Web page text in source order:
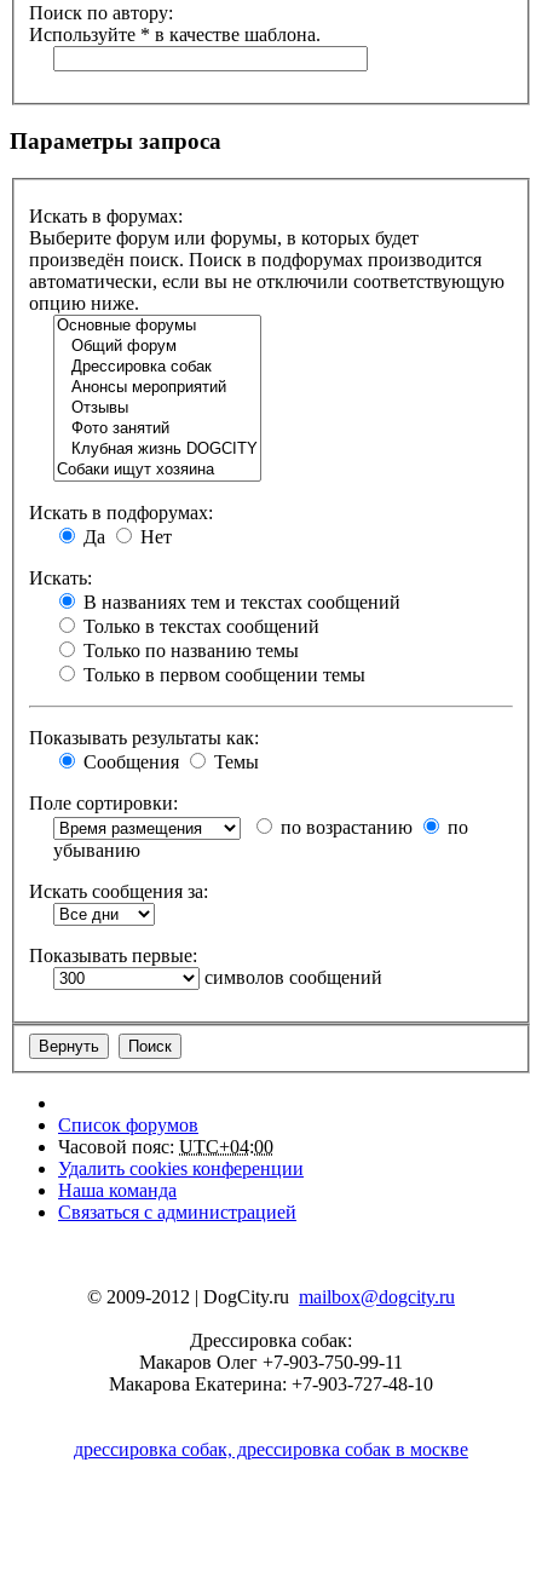
Поиск по автору:
Используйте * в качестве шаблона.
Параметры запроса
Искать в форумах:
Выберите форум или форумы, в которых будет
произведён поиск. Поиск в подфорумах производится
автоматически, если вы не отключили соответствующую
опцию ниже.
Искать в подфорумах:
Да
Нет
Искать:
В названиях тем и текстах сообщений
Только в текстах сообщений
Только по названию темы
Только в первом сообщении темы
Показывать результаты как:
Сообщения
Темы
Поле сортировки:
по возрастанию
по
убыванию
Искать сообщения за:
Показывать первые:
символов сообщений
Список форумов
Часовой пояс: UTC+04:00
Удалить cookies конференции
Наша команда
Связаться с администрацией
© 2009-2012 | DogCity.ru mailbox@dogcity.ru
Дрессировка собак:
Макаров Олег +7-903-750-99-11
Макарова Екатерина: +7-903-727-48-10
дрессировка собак, дрессировка собак в москве